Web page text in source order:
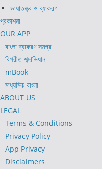
ভাষাতত্ত্ব ও ব্যাকরণ
প্রকাশনা
OUR APP
বাংলা ব্যাকরণ সমগ্র
বিপরীত শব্দাভিধান
mBook
মাধ্যমিক বাংলা
ABOUT US
LEGAL
Terms & Conditions
Privacy Policy
App Privacy
Disclaimers